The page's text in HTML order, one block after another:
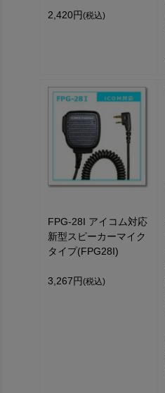
2,420円 (税込)
FPG-28I アイコム対応
新型スピーカーマイク
タイプ(FPG28I)
3,267円 (税込)